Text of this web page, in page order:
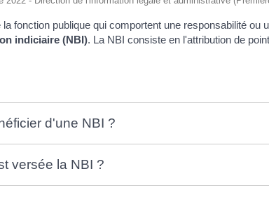
fonction publique qui comportent une responsabilité
indiciaire (NBI). La NBI consiste en l'attribution de
d'une NBI ?
versée la NBI ?